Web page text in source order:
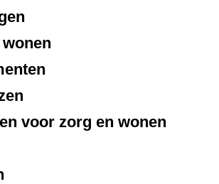
voor zorg en wonen